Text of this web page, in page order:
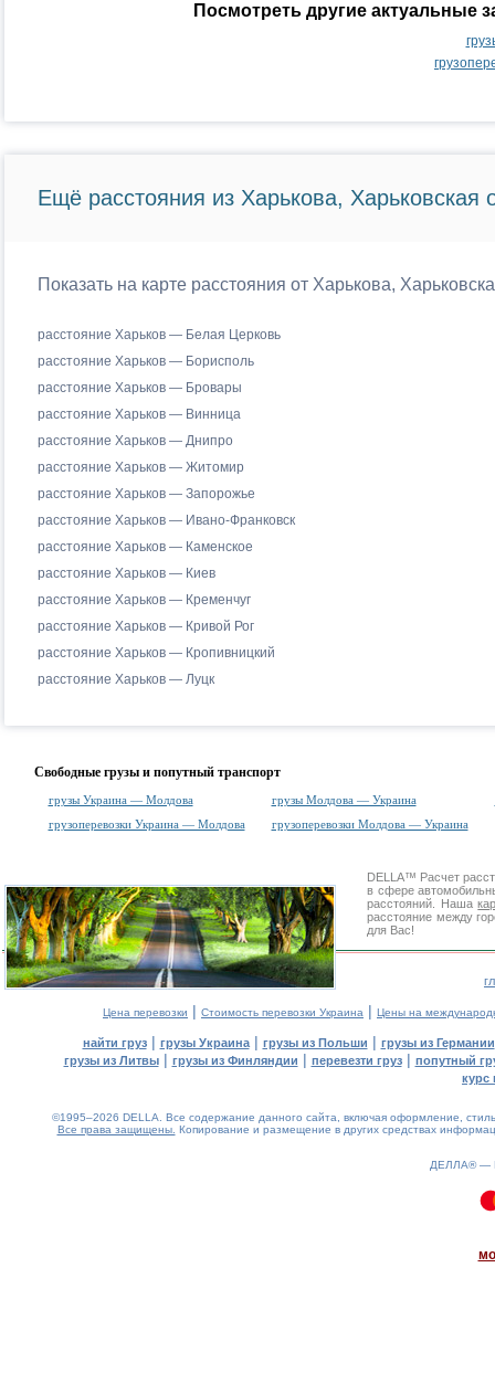
Посмотреть другие актуальные
Ещё расстояния из Харькова, Харьковская
Показать на карте расстояния от Харькова,
расстояние Харьков — Белая Церковь
расстояние Харьков — Борисполь
расстояние Харьков — Бровары
расстояние Харьков — Винница
расстояние Харьков — Днипро
расстояние Харьков — Житомир
расстояние Харьков — Запорожье
расстояние Харьков — Ивано-Франковск
расстояние Харьков — Каменское
расстояние Харьков — Киев
расстояние Харьков — Кременчуг
расстояние Харьков — Кривой Рог
расстояние Харьков — Кропивницкий
расстояние Харьков — Луцк
Свободные грузы и попутный транспорт
грузы Украина — Молдова грузы Молдова — Украина
грузоперевозки Украина — Молдова
грузоперевозки Молдова — Украина
DELLA™ Расчет
в сфере
расстояний. Наша
расстояние между
для Вас!
Цена перевозки | Стоимость перевозки Украина | Цены на
найти груз| грузы Украина| грузы из Польши | грузы из Германии
грузы из Литвы| грузы из Финляндии | перевезти груз| попутный
курс
©1995–2026 DELLA. Все содержание данного сайта, включая оформление,
Все права защищены. Копирование и размещение в других средствах
ДЕЛЛА® —